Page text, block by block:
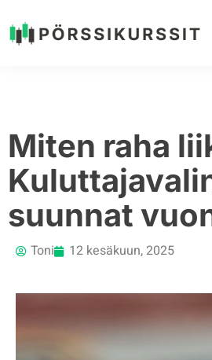
Siirry
Miten raha
suunnat
Toni 12 kesäkuun, 2025